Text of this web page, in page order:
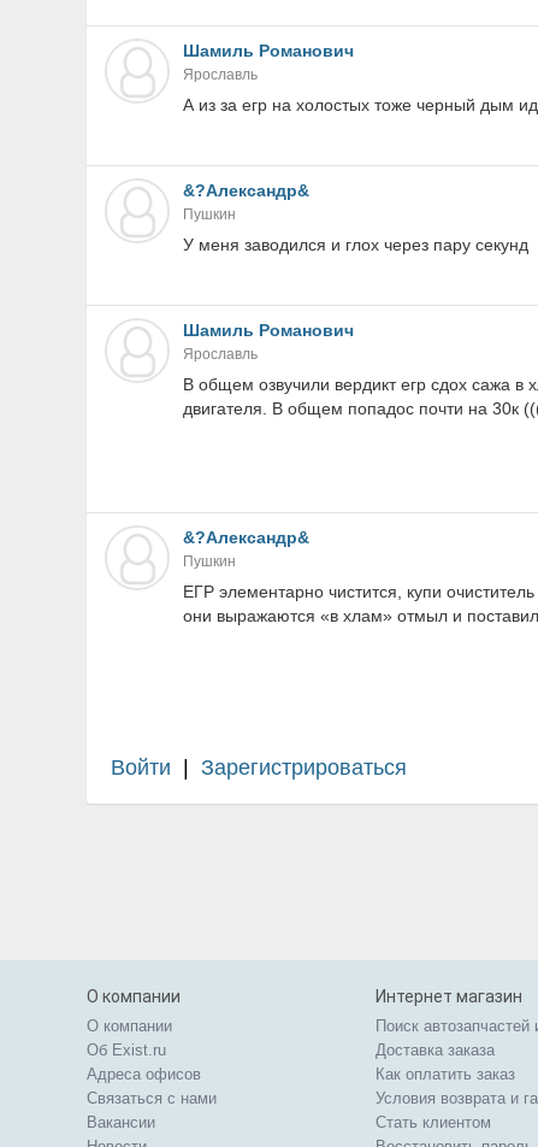
Шамиль Романович
Ярославль
А из за егр на холостых тоже черный дым
&?Александр&
Пушкин
У меня заводился и глох через пару секунд
Шамиль Романович
Ярославль
В общем озвучили вердикт егр сдох сажа
двигателя. В общем попадос почти на 30к
&?Александр&
Пушкин
ЕГР элементарно чистится, купи
они выражаются «в хлам» отмыл и
Войти Зарегистрироваться
О компании
О компании
Об Exist.ru
Адреса офисов
Связаться с нами
Вакансии
Интернет магазин
Поиск автозапчастей
Доставка заказа
Как оплатить заказ
Условия возврата и
Стать клиентом